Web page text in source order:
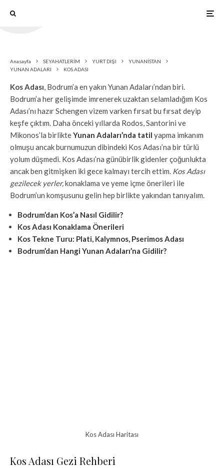
Anasayfa SEYAHATLERİM YURT DIŞI
YUNANİSTAN
YUNAN ADALARI
KOS ADASI
Kos Adası, Bodrum’a en yakın Yunan Adaları’ndan biri.
Bodrum’a her gelişimde imrenerek uzaktan selamladığım Kos
Adası’nı hazır Schengen vizem varken fırsat bu fırsat deyip
keşfe çıktım. Daha önceki yıllarda Rodos, Santorini ve
Mikonos’la birlikteYunan Adaları’nda tatil yapma imkanım
olmuşu ancak burnumuzun dibindeki Kos Adası’na bir türlü
yolum düşmedi. Kos Adası’na günübirlik gidenler çoğunlukta
ancak ben gitmişken iki gece kalmayı tercih ettim. Kos Adası
gezilecek yerler,konaklama ve yeme içme önerileri ile
Bodrum’un komşusunu gelin hep birlikte yakından tanıyalım.
Bodrum’dan Kos’a Nasıl Gidilir?
Kos Adası Konaklama Önerileri
Kos Tekne Turu: Plati, Kalymnos, Pserimos Adası
Bodrum’dan Hangi Yunan Adaları’na Gidilir?
Kos Adası Haritası
Kos Adası Gezi Rehberi